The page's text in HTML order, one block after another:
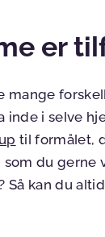
er
mange
inde i selve
til formålet,
du gerne
Så kan du